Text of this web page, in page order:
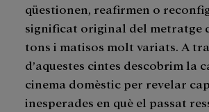
qüestionen, reafirmen o
significat original del metratge
tons i matisos molt variats. A
d’aquestes cintes descobrim la
cinema domèstic per revelar
inesperades en què el passat